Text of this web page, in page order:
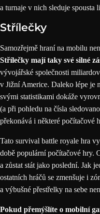
a turnaje v nich sleduje spousta
Střílečky
Samozřejmě hraní na mobilu
Střílečky mají taky své silné
vývojářské společnosti
v Jižní Americe. Daleko lépe je
svými statistikami dokáže
(a při pohledu na čísla
překonává i některé počítačové
Tato survival battle royale hra
době populární počítačové hry.
a zůstat stát jako poslední. Jak
ostatních hráčů se zmenšuje i
a výbušné přestřelky na sebe
Pokud přemýšlíte o mobilní